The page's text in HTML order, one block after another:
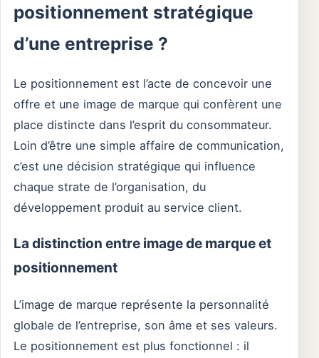
positionnement stratégique
d’une entreprise ?
Le positionnement est l’acte de concevoir une
offre et une image de marque qui confèrent une
place distincte dans l’esprit du consommateur.
Loin d’être une simple affaire de communication,
c’est une décision stratégique qui influence
chaque strate de l’organisation, du
développement produit au service client.
La distinction entre image de marque et
positionnement
L’image de marque représente la personnalité
globale de l’entreprise, son âme et ses valeurs.
Le positionnement est plus fonctionnel : il